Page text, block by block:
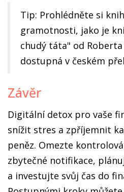
Tip: Prohlédněte si
gramotnosti, jako je
chudý táta" od Roberta
dostupná v českém
Závěr
Digitální detox pro vaše
snížit stres a zpříjemnit
peněz. Omezte
zbytečné notifikace,
a investujte svůj čas do